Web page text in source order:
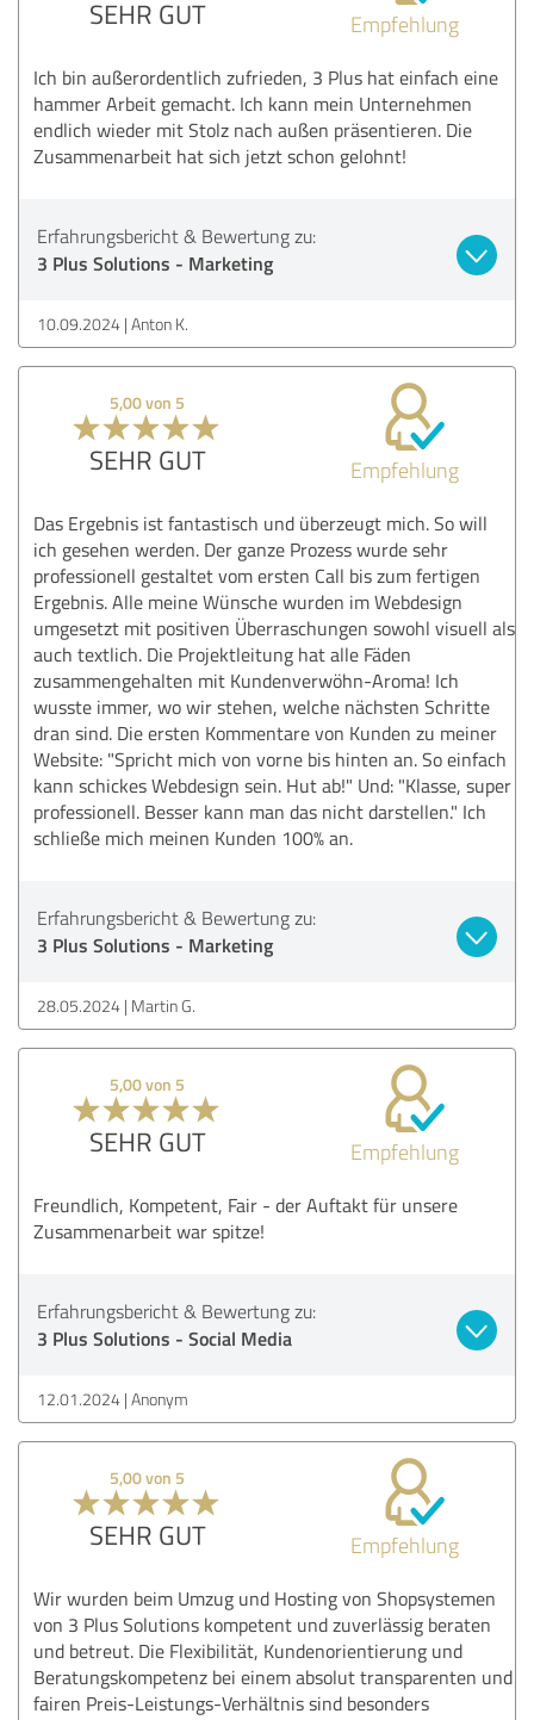
SEHR GUT Empfehlung
Ich bin außerordentlich zufrieden, 3 Plus hat einfach eine
hammer Arbeit gemacht. Ich kann mein Unternehmen
endlich wieder mit Stolz nach außen präsentieren. Die
Zusammenarbeit hat sich jetzt schon gelohnt!
Erfahrungsbericht & Bewertung zu:
3 Plus Solutions - Marketing
10.09.2024 Anton K.
5,00 von 5
SEHR GUT Empfehlung
Das Ergebnis ist fantastisch und überzeugt mich. So will
ich gesehen werden. Der ganze Prozess wurde sehr
professionell gestaltet vom ersten Call bis zum fertigen
Ergebnis. Alle meine Wünsche wurden im Webdesign
umgesetzt mit positiven Überraschungen sowohl visuell als
auch textlich. Die Projektleitung hat alle Fäden
zusammengehalten mit Kundenverwöhn-Aroma! Ich
wusste immer, wo wir stehen, welche nächsten Schritte
dran sind. Die ersten Kommentare von Kunden zu meiner
Website: "Spricht mich von vorne bis hinten an. So einfach
kann schickes Webdesign sein. Hut ab!" Und: "Klasse, super
professionell. Besser kann man das nicht darstellen." Ich
schließe mich meinen Kunden 100% an.
Erfahrungsbericht & Bewertung zu:
3 Plus Solutions - Marketing
28.05.2024 Martin G.
5,00 von 5
SEHR GUT Empfehlung
Freundlich, Kompetent, Fair - der Auftakt für unsere
Zusammenarbeit war spitze!
Erfahrungsbericht & Bewertung zu:
3 Plus Solutions - Social Media
12.01.2024 Anonym
5,00 von 5
SEHR GUT Empfehlung
Wir wurden beim Umzug und Hosting von Shopsystemen
von 3 Plus Solutions kompetent und zuverlässig beraten
und betreut. Die Flexibilität, Kundenorientierung und
Beratungskompetenz bei einem absolut transparenten und
fairen Preis-Leistungs-Verhältnis sind besonders